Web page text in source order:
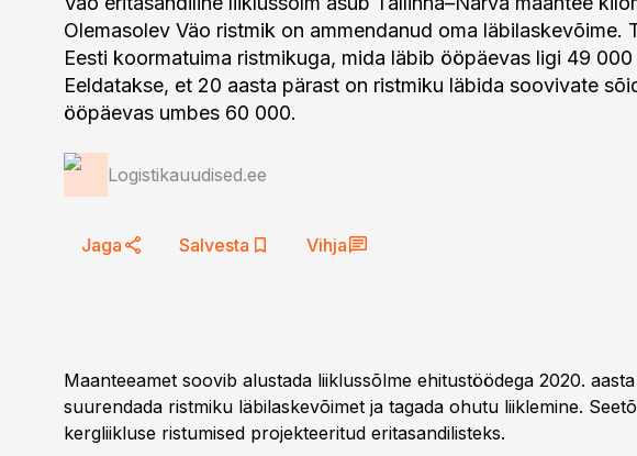
Olemasolev Väo ristmik on ammendanud oma läbilaskevõime.
Eesti koormatuima ristmikuga, mida läbib ööpäevas ligi 49 000
Eeldatakse, et 20 aasta pärast on ristmiku läbida soovivate
ööpäevas umbes 60 000.
Logistikauudised.ee
Jaga Salvesta Vihja
Maanteeamet soovib alustada liiklussõlme ehitustöödega 2020.
suurendada ristmiku läbilaskevõimet ja tagada ohutu liiklemine.
kergliikluse ristumised projekteeritud eritasandilisteks.